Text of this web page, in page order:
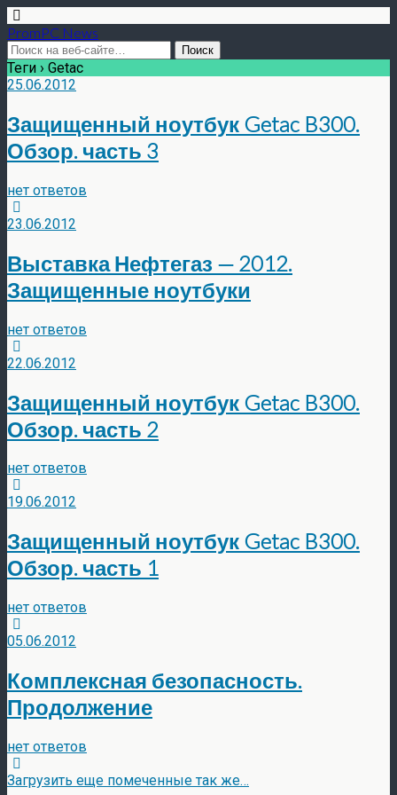
PromPC News
Теги › Getac
25.06.2012
Защищенный ноутбук Getac B300.
Обзор. часть 3
нет ответов
23.06.2012
Выставка Нефтегаз — 2012.
Защищенные ноутбуки
нет ответов
22.06.2012
Защищенный ноутбук Getac B300.
Обзор. часть 2
нет ответов
19.06.2012
Защищенный ноутбук Getac B300.
Обзор. часть 1
нет ответов
05.06.2012
Комплексная безопасность.
Продолжение
нет ответов
Загрузить еще помеченные так же…